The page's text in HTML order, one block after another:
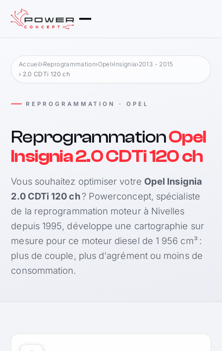
Accueil›Reprogrammation›Opel›Insignia›2013 - 2015
› 2.0 CDTi 120 ch
REPROGRAMMATION · OPEL
ReprogrammationOpel
Insignia 2.0 CDTi 120 ch
Vous souhaitez optimiser votre Opel Insignia
2.0 CDTi 120 ch? Powerconcept, spécialiste
de la reprogrammation moteur à Nivelles
depuis 1995, développe une cartographie sur
mesure pour ce moteur diesel de 1 956 cm³ :
plus de couple, plus d'agrément ou moins de
consommation.